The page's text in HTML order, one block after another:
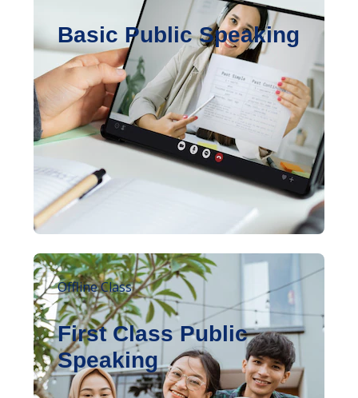
Basic Public Speaking
Offline Class
First Class Public
Speaking